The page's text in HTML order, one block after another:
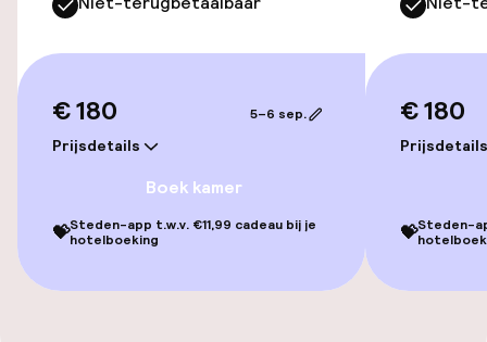
Gratis wifi
Eet- en drinkgelegenheden
€ 180
Prijsdetails
5–6 sep.
Boek kamer
💝Steden-app t.w.v. €11,99 cadeau bij je
hotelboeking
€ 180
Prijsdetails
💝Steden-